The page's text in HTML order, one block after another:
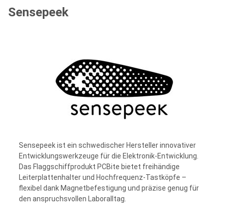
Sensepeek
Sensepeek ist ein schwedischer Hersteller innovativer
Entwicklungswerkzeuge für die Elektronik-Entwicklung.
Das Flaggschiffprodukt PCBite bietet freihändige
Leiterplattenhalter und Hochfrequenz-Tastköpfe –
flexibel dank Magnetbefestigung und präzise genug für
den anspruchsvollen Laboralltag.